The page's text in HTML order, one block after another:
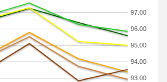
93.00
94.00
95.00
96.00
97.00